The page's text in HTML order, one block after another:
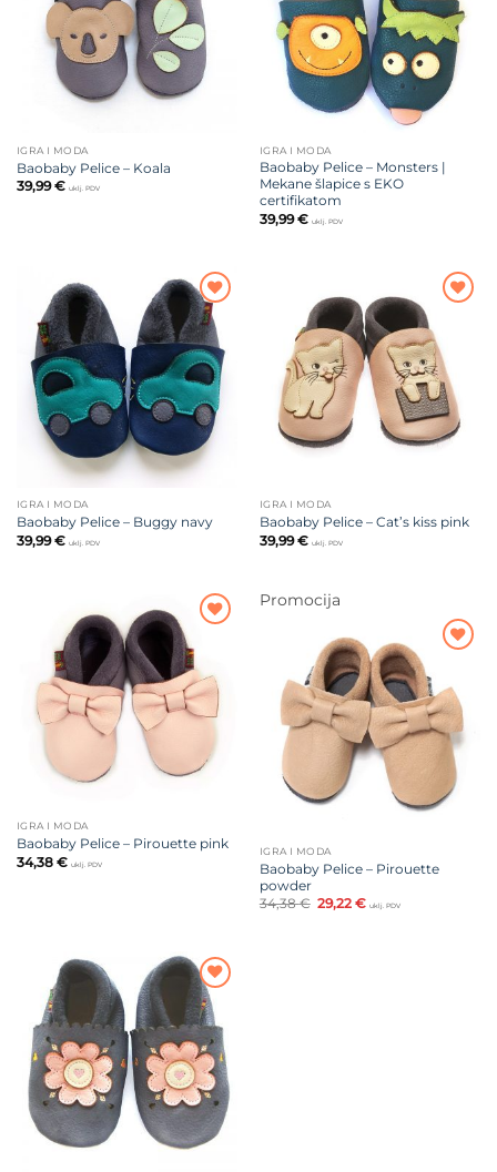
IGRA I MODA
Baobaby Pelice – Koala
39,99€ uklj. PDV
IGRA I MODA
Baobaby Pelice – Monsters |
Mekane šlapice s EKO
certifikatom
39,99€ uklj. PDV
Dodajte
na listu
želja
IGRA I MODA
Baobaby Pelice – Buggy navy
39,99€ uklj. PDV
Dodajte
na listu
želja
IGRA I MODA
Baobaby Pelice – Cat’s kiss pink
39,99€ uklj. PDV
Dodajte
na listu
želja
IGRA I MODA
Baobaby Pelice – Pirouette pink
34,38 € uklj. PDV
Promocija
na listu
želja
IGRA I MODA
Baobaby Pelice – Pirouette
powder
34,38€ Izvorna
cijena
29,22€Trenutna
uklj. PDV
Dodajte
na listu
želja